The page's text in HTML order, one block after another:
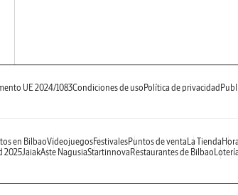
UE 2024/1083Condiciones de uso Política de privacidad
en BilbaoVideojuegosFestivalesPuntos de venta La Tienda
2025JaiakAste NagusiaStartinnova Restaurantes de Bilbao